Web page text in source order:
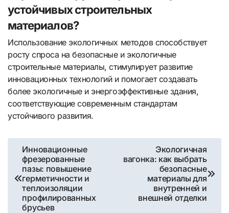
устойчивых строительных
материалов?
Использование экологичных методов способствует
росту спроса на безопасные и экологичные
строительные материалы, стимулирует развитие
инновационных технологий и помогает создавать
более экологичные и энергоэффективные здания,
соответствующие современным стандартам
устойчивого развития.
Навигация
по
записям
Инновационные
фрезерованные
пазы: повышение
герметичности и
теплоизоляции
профилированных
брусьев
Экологичная
вагонка: как выбрать
безопасные
материалы для
внутренней и
внешней отделки